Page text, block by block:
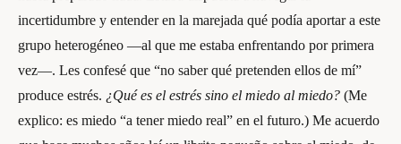
incertidumbre y entender en la marejada qué podía aportar a este
grupo heterogéneo —al que me estaba enfrentando por primera
vez—. Les confesé que “no saber qué pretenden ellos de mí”
produce estrés. ¿Qué es el estrés sino el miedo al miedo? (Me
explico: es miedo “a tener miedo real” en el futuro.) Me acuerdo